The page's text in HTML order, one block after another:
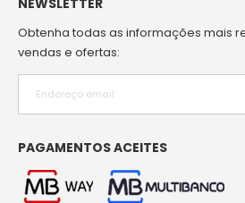
NEWSLETTER
Obtenha todas as informações mais
vendas e ofertas:
PAGAMENTOS ACEITES